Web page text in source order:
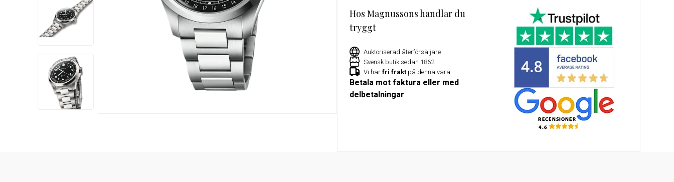
Damklockor Barnklockor
Exklusivt erbjudande för Militum-
medlemmar – 15% rabatt på utvalda
klockor hos Magnussons Ur
Hos Magnussons handlar du
tryggt
Auktoriserad återförsäljare
Svensk butik sedan 1862
Vi har fri frakt på denna vara
Betala mot faktura eller med
delbetalningar